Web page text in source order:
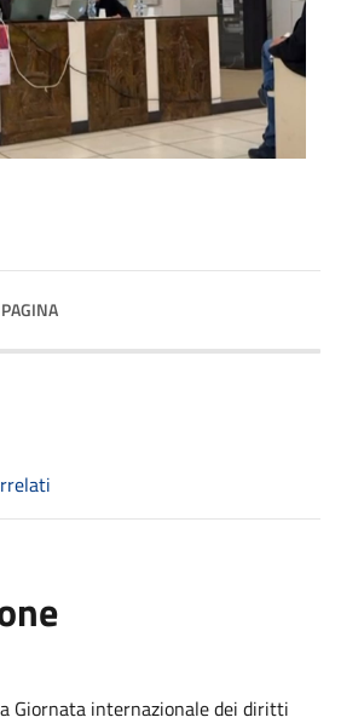
Giornata internazionale dei diritti